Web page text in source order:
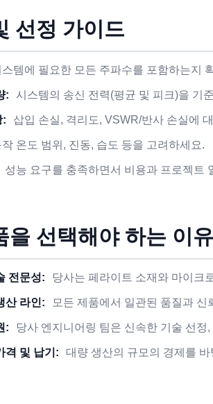
선정 가이드
스템에 필요한 모든 주파수를 포함하는지
: 시스템의 송신 전력(평균 및 피크)을 기
: 삽입 손실, 격리도, VSWR/반사 손실에
작 온도 범위, 진동, 습도 등을 고려하세요.
성능 요구를 충족하면서 비용과 프로젝트
을 선택해야 하는 이유
전문성: 당사는 페라이트 소재와 마이크
산 라인: 모든 제품에서 일관된 품질과 신
: 당사 엔지니어링 팀은 신속한 기술 선
격 및 납기: 대량 생산의 규모의 경제를